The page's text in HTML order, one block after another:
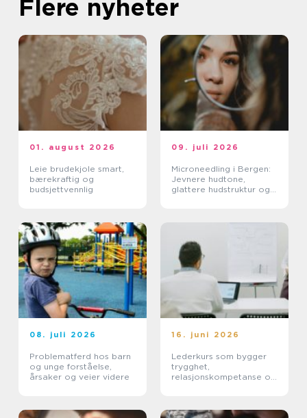
Flere nyheter
01. august 2026
Leie brudekjole smart,
bærekraftig og
budsjettvennlig
09. juli 2026
Microneedling i Bergen:
Jevnere hudtone,
glattere hudstruktur og
08. juli 2026
Problematferd hos barn
og unge forståelse,
årsaker og veier videre
16. juni 2026
Lederkurs som bygger
trygghet,
relasjonskompetanse og